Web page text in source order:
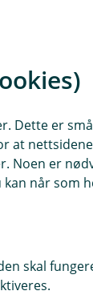
på
–
Dette er
at
Noen er
når som
skal